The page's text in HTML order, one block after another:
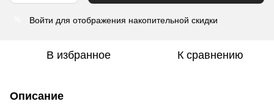
Войти для отображения накопительной скидки
В избранное К сравнению
Описание